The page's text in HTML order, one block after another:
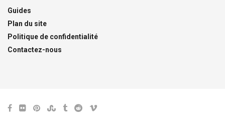
Guides
Plan du site
Politique de confidentialité
Contactez-nous